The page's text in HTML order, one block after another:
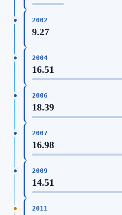
2002
9.27
2004
16.51
2006
18.39
2007
16.98
2009
14.51
2011